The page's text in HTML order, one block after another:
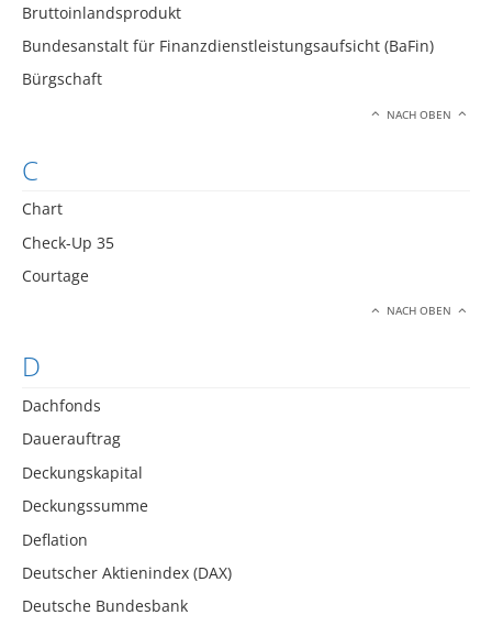
Bruttoinlandsprodukt
Bundesanstalt für Finanzdienstleistungsaufsicht (BaFin)
Bürgschaft
NACH OBEN
C
Chart
Check-Up 35
Courtage
NACH OBEN
D
Dachfonds
Dauerauftrag
Deckungskapital
Deckungssumme
Deflation
Deutscher Aktienindex (DAX)
Deutsche Bundesbank